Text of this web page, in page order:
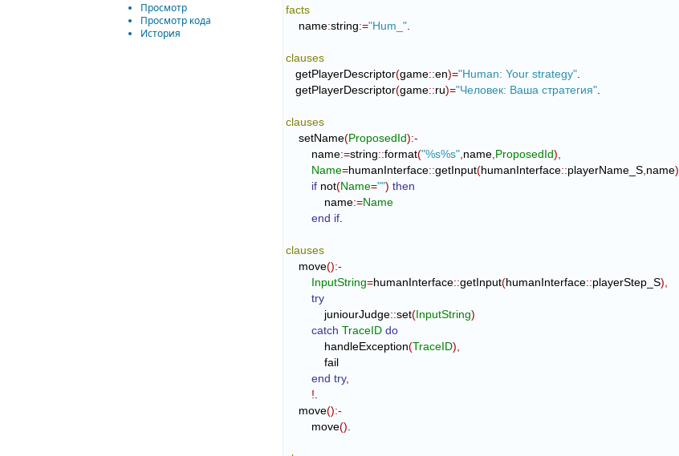
facts
    name
:string:="Hum_".
clauses
   getPlayerDescriptor
(game::en)="Human: Your strategy".
   getPlayerDescriptor
(game::ru)="Человек: Ваша стратегия".
clauses
    setName
(ProposedId):-
        name
:=string::format("%s%s",name,ProposedId),
Name=humanInterface::getInput(humanInterface::playerName_S,name)
if not(Name="") then
            name
:=Name
end if.
clauses
    move
():-
InputString=humanInterface::getInput(humanInterface::playerStep_S),
try
            juniourJudge
::set(InputString)
catch TraceID do
            handleException
(TraceID),
            fail
end try,
!.
    move
():-
        move
().
Просмотр
Просмотр кода
История